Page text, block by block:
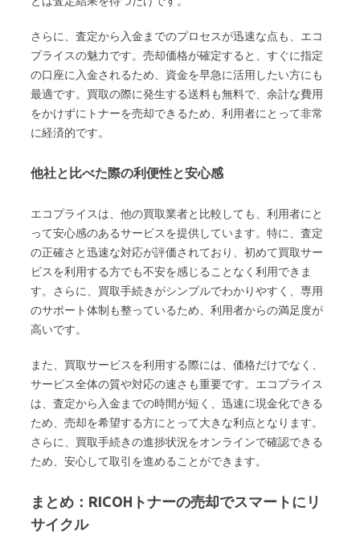
さらに、査定から入金までのプロセスが迅速な点も、エコ
プライスの魅力です。売却価格が確定すると、すぐに指定
の口座に入金されるため、資金を早急に活用したい方にも
最適です。買取の際に発生する送料も無料で、余計な費用
をかけずにトナーを売却できるため、利用者にとって非常
に経済的です。
他社と比べた際の利便性と安心感
エコプライスは、他の買取業者と比較しても、利用者にと
って安心感のあるサービスを提供しています。特に、査定
の正確さと迅速な対応が評価されており、初めて買取サー
ビスを利用する方でも不安を感じることなく利用できま
す。さらに、買取手続きがシンプルでわかりやすく、専用
のサポート体制も整っているため、利用者からの満足度が
高いです。
また、買取サービスを利用する際には、価格だけでなく、
サービス全体の質や対応の速さも重要です。エコプライス
は、査定から入金までの時間が短く、迅速に現金化できる
ため、売却を希望する方にとって大きな利点となります。
さらに、買取手続きの進捗状況をオンラインで確認できる
ため、安心して取引を進めることができます。
まとめ：RICOHトナーの売却でスマートにリ
サイクル